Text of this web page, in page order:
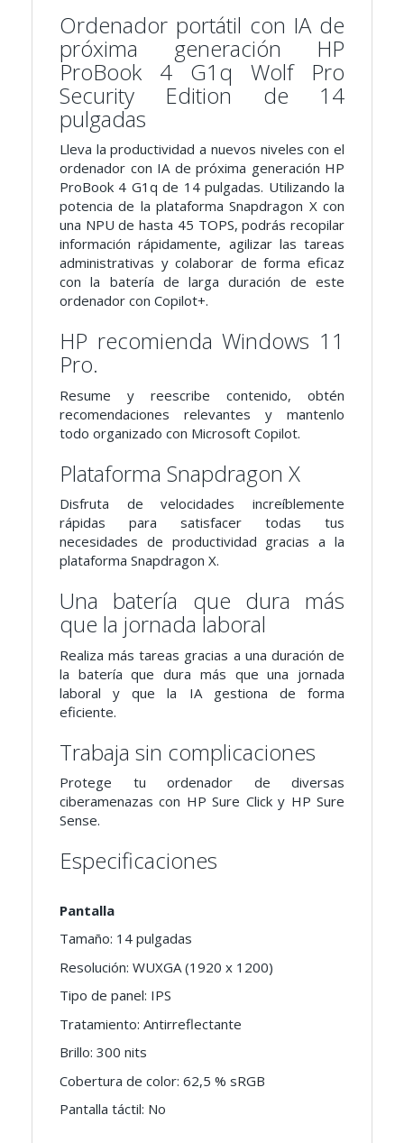
Ordenador portátil con IA de
próxima generación HP
ProBook 4 G1q Wolf Pro
Security Edition de 14
pulgadas
Lleva la productividad a nuevos niveles con el
ordenador con IA de próxima generación HP
ProBook 4 G1q de 14 pulgadas. Utilizando la
potencia de la plataforma Snapdragon X con
una NPU de hasta 45 TOPS, podrás recopilar
información rápidamente, agilizar las tareas
administrativas y colaborar de forma eficaz
con la batería de larga duración de este
ordenador con Copilot+.
HP recomienda Windows 11
Pro.
Resume y reescribe contenido, obtén
recomendaciones relevantes y mantenlo
todo organizado con Microsoft Copilot.
Plataforma Snapdragon X
Disfruta de velocidades increíblemente
rápidas para satisfacer todas tus
necesidades de productividad gracias a la
plataforma Snapdragon X.
Una batería que dura más
que la jornada laboral
Realiza más tareas gracias a una duración de
la batería que dura más que una jornada
laboral y que la IA gestiona de forma
eficiente.
Trabaja sin complicaciones
Protege tu ordenador de diversas
ciberamenazas con HP Sure Click y HP Sure
Sense.
Especificaciones
Pantalla
Tamaño: 14 pulgadas
Resolución: WUXGA (1920 x 1200)
Tipo de panel: IPS
Tratamiento: Antirreflectante
Brillo: 300 nits
Cobertura de color: 62,5 % sRGB
Pantalla táctil: No